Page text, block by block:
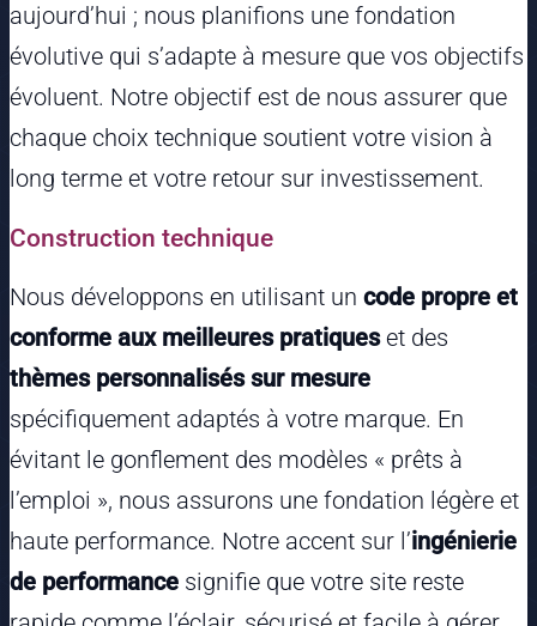
aujourd’hui ; nous planifions une fondation
évolutive qui s’adapte à mesure que vos objectifs
évoluent. Notre objectif est de nous assurer que
chaque choix technique soutient votre vision à
long terme et votre retour sur investissement.
Construction technique
Nous développons en utilisant un code propre et
conforme aux meilleures pratiqueset des
thèmes personnalisés sur mesure
spécifiquement adaptés à votre marque. En
évitant le gonflement des modèles « prêts à
l’emploi », nous assurons une fondation légère et
haute performance. Notre accent sur l’ingénierie
de performance signifie que votre site reste